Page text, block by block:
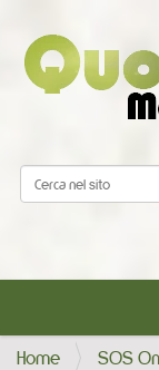
Cerca nel sito
Home
SOS